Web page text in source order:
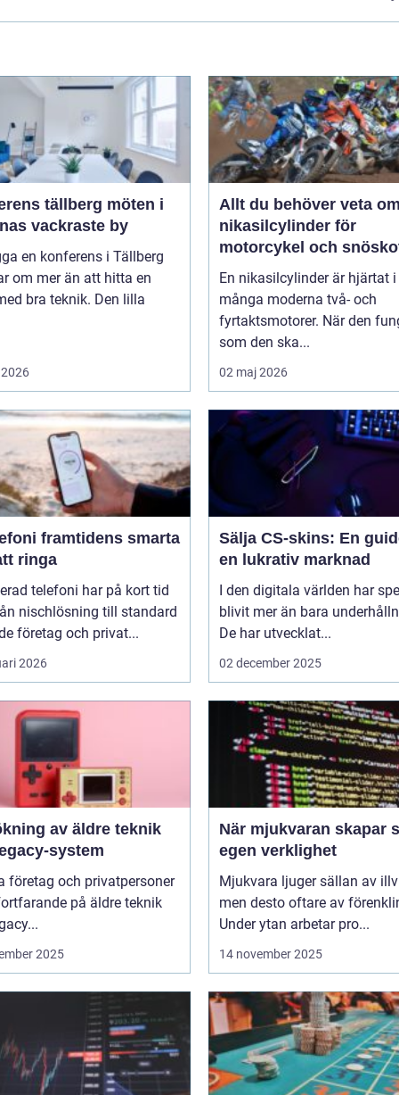
tällberg möten i
vackraste by
en konferens i Tällberg
om mer än att hitta en
bra teknik. Den lilla
Allt du behöver veta
nikasilcylinder för
motorcykel och
En nikasilcylinder är hjärtat i
många moderna två- och
fyrtaktsmotorer. När den
som den ska...
02 maj 2026
smarta
ringa
telefoni har på kort tid
nischlösning till standard
företag och privat...
2026
Sälja CS-skins: En
en lukrativ marknad
I den digitala världen har
blivit mer än bara
De har utvecklat...
02 december 2025
av äldre teknik
system
företag och privatpersoner
på äldre teknik
2025
När mjukvaran skapar
egen verklighet
Mjukvara ljuger sällan av
men desto oftare av
Under ytan arbetar pro...
14 november 2025